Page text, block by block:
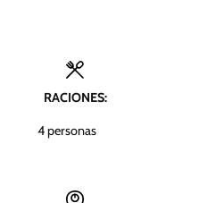
RACIONES:
4personas